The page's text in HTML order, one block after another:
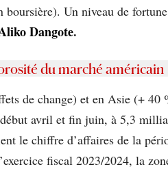
Un niveau de
Dangote.
du marché américain
de change) et en Asie (+ 40
avril et fin juin, à 5,3
le chiffre d’affaires de la
fiscal 2023/2024, la